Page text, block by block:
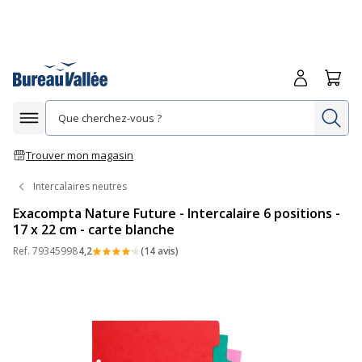
Afficher la navigation
Trouver mon magasin
Me
Intercalaires neutres
Exacompta Nature Future - Intercalaire 6 positions -
17 x 22 cm - carte blanche
Ref. 793459984,2 (14 avis)